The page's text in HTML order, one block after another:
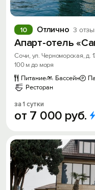
Отлично 3
10
Апарт-отель
Сочи, ул. Черноморская, д.
100 м до моря
Питание
Бассейн
Ресторан
за 1 сутки
от 7 000 руб.